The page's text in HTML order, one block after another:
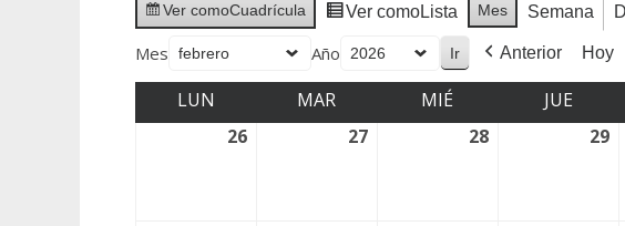
Ver comoCuadrícula Ver comoLista Mes Semana
Mes Año Anterior Hoy
LUN MAR MIÉ JUE
26
27 28 29